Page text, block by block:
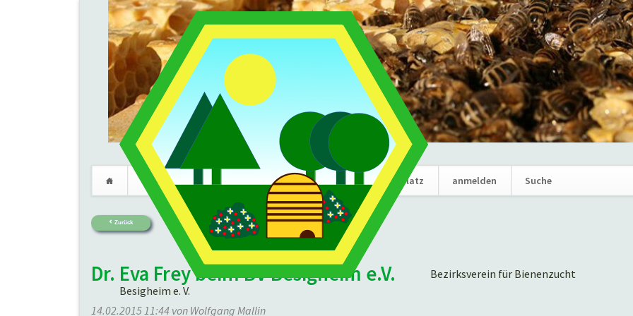
Bezirksverein für Bienenzucht
Besigheim e. V.
Verein Termine Marktplatz anmelden Suche
überspringen
Zurück
Dr. Eva Frey beim BV Besigheim e.V.
14.02.2015 11:44 von Wolfgang Mallin